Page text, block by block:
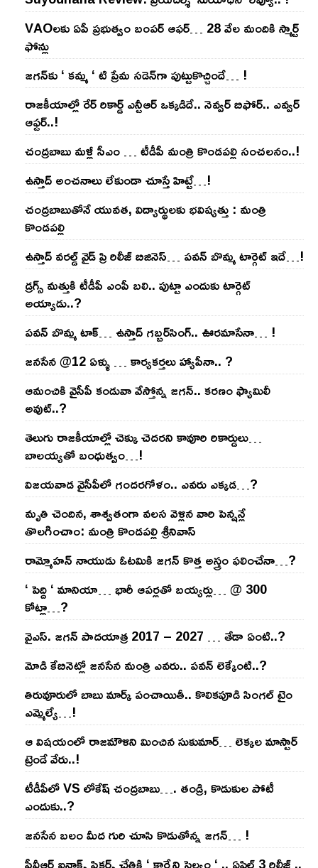
VAOల‌కు ఏపీ ప్ర‌భుత్వం బంప‌ర్ ఆఫ‌ర్‌… 28 వేల మందికి స్మార్ట్
ఫోన్లు
జ‌గ‌న్‌కు ‘ క‌మ్మ ‘ టి ప్రేమ స‌డెన్‌గా పుట్టుకొచ్చిందే… !
రాజ‌కీయాల్లో రేర్ రికార్డ్ ఎన్టీఆర్ ఒక్క‌డిదే.. నెవ్వ‌ర్ బిఫోర్‌.. ఎవ్వ‌ర్
ఆఫ్ట‌ర్‌..!
చంద్ర‌బాబు మ‌ళ్లీ సీఎం … టీడీపీ మంత్రి కొండ‌ప‌ల్లి సంచ‌ల‌నం..!
ఉస్తాద్ అంచ‌నాలు లేకుండా చూస్తే హిట్టే…!
చంద్ర‌బాబుతోనే యువ‌త‌, విద్యార్థుల‌కు భ‌విష్య‌త్తు : మంత్రి
కొండ‌ప‌ల్లి
ఉస్తాద్ వ‌ర‌ల్డ్ వైడ్ ప్రి రిలీజ్ బిజినెస్‌… ప‌వ‌న్ బొమ్మ టార్గెట్ ఇదే…!
డ్రగ్స్ మత్తుకి టీడీపీ ఎంపీ బలి.. పుట్టా ఎందుకు టార్గెట్
అయ్యాడు..?
ప‌వ‌న్ బొమ్మ టాక్‌… ఉస్తాద్ గ‌బ్బ‌ర్‌సింగ్‌.. ఊర‌మాసేనా… !
జనసేన @12 ఏళ్ళు … కార్యకర్తలు హ్యాపీనా.. ?
ఆమంచికి వైసీపీ కండువా వేస్తోన్న జ‌గ‌న్‌.. క‌ర‌ణం ఫ్యామిలీ
అవుట్‌..?
తెలుగు రాజ‌కీయాల్లో చెక్కు చెద‌ర‌ని కావూరి రికార్డులు…
బాల‌య్యతో బంధుత్వం…!
విజ‌య‌వాడ వైసీపీలో గంద‌ర‌గోళం.. ఎవ‌రు ఎక్క‌డ‌…?
మృతి చెందిన, శాశ్వతంగా వలస వెళ్లిన వారి పెన్ష‌న్లే
తొల‌గించాం: మంత్రి కొండపల్లి శ్రీనివాస్
రామ్మోహ‌న్ నాయుడు ఓట‌మికి జ‌గ‌న్ కొత్త అస్త్రం ఫ‌లించేనా…?
‘ పెద్ది ‘ మానియా… భారీ ఆప‌ర్ల‌తో బ‌య్య‌ర్లు… @ 300
కోట్లా…?
వైఎస్‌. జ‌గ‌న్ పాద‌యాత్ర 2017 – 2027 … తేడా ఏంటి..?
మోడి కేబినెట్లో జ‌నసేన మంత్రి ఎవ‌రు.. ప‌వ‌న్ లెక్కేంటి..?
తిరువూరులో బాబు మార్క్ పంచాయితీ.. కొలిక‌పూడి సింగ‌ల్ టైం
ఎమ్మెల్యే…!
ఆ విష‌యంలో రాజ‌మౌళిని మించిన సుకుమార్‌… లెక్క‌ల మాస్టార్
ట్రెండే వేరు..!
టీడీపీలో VS లోకేష్ చంద్ర‌బాబు…. తండ్రి, కొడుకుల పోటీ
ఎందుకు..?
జ‌న‌సేన బ‌లం మీద గురి చూసి కొడుతోన్న జ‌గ‌న్‌… !